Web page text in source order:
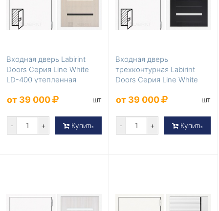
Входная дверь Labirint
Doors Серия Line White
LD-400 утепленная
от 39 000 шт
- + Купить
Входная дверь
трехконтурная Labirint
Doors Серия Line White
от 39 000 шт
- + Купить